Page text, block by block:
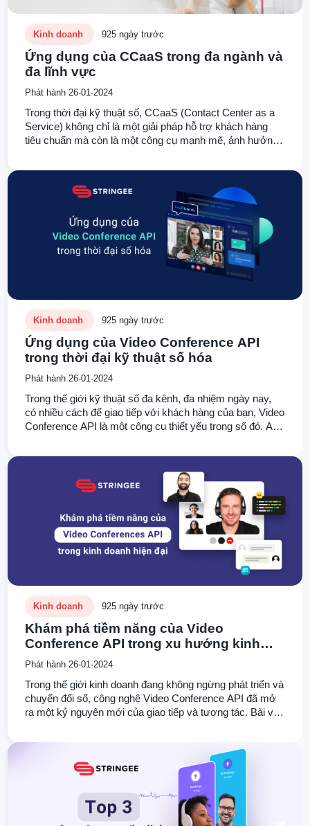
Kinh doanh 925 ngày trước
Ứng dụng của CCaaS trong đa ngành và
đa lĩnh vực
Phát hành 26-01-2024
Trong thời đại kỹ thuật số, CCaaS (Contact Center as a
Service) không chỉ là một giải pháp hỗ trợ khách hàng
tiêu chuẩn mà còn là một công cụ mạnh mẽ, ảnh hưởng
khám phá những lợi ích chính của CCaaS, cách nó được
ứng dụng trong các ngành khác nhau, cùng với một số
case study nổi bật.
Kinh doanh 925 ngày trước
Ứng dụng của Video Conference API
trong thời đại kỹ thuật số hóa
Phát hành 26-01-2024
Trong thế giới kỹ thuật số đa kênh, đa nhiệm ngày nay,
có nhiều cách để giao tiếp với khách hàng của bạn, Video
Conference API là một công cụ thiết yếu trong số đó. API
tiếp và tương tác trong các doanh nghiệp. Hãy cùng
dạng của Video Conference API trong nhiều lĩnh vực kinh
doanh khác nhau trong bài viết này.
Kinh doanh 925 ngày trước
Khám phá tiềm năng của Video
Conference API trong xu hướng kinh
doanh hiện đại
Phát hành 26-01-2024
Trong thế giới kinh doanh đang không ngừng phát triển và
chuyển đổi số, công nghệ Video Conference API đã mở
ra một kỷ nguyên mới của giao tiếp và tương tác. Bài viết
không giới hạn của Video Conference API, một công cụ
đắc lực giúp tối ưu hóa mọi khía cạnh trong kinh doanh